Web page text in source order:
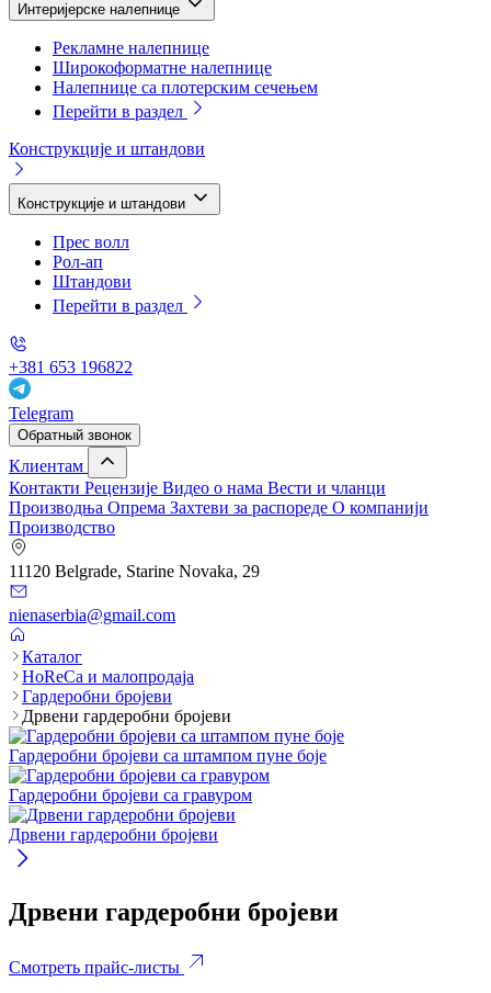
Интеријерске налепнице
Рекламне налепнице
Широкоформатне налепнице
Налепнице са плотерским сечењем
Перейти в раздел
Конструкције и штандови
Конструкције и штандови
Прес волл
Рол-ап
Штандови
Перейти в раздел
+381 653 196822
Telegram
Обратный звонок
Клиентам
Контакти Рецензије Видео о нама Вести и чланци
Производња Опрема Захтеви за распореде О компанији
Производство
11120 Belgrade, Starine Novaka, 29
nienaserbia@gmail.com
Каталог
HoReCa и малопродаја
Гардеробни бројеви
Дрвени гардеробни бројеви
Гардеробни бројеви са штампом пуне боје
Гардеробни бројеви са гравуром
Дрвени гардеробни бројеви
Дрвени гардеробни бројеви
Смотреть прайс-листы